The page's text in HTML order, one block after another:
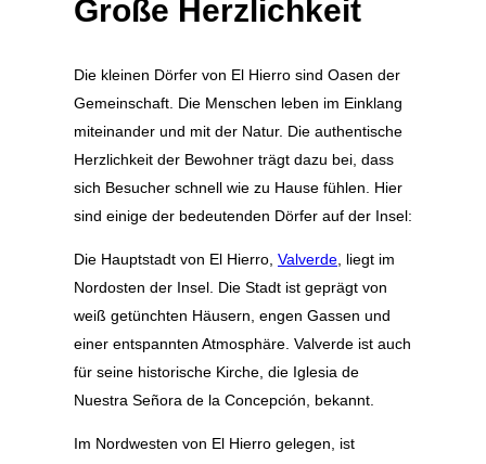
Große Herzlichkeit
Die kleinen Dörfer von El Hierro sind Oasen der
Gemeinschaft. Die Menschen leben im Einklang
miteinander und mit der Natur. Die authentische
Herzlichkeit der Bewohner trägt dazu bei, dass
sich Besucher schnell wie zu Hause fühlen. Hier
sind einige der bedeutenden Dörfer auf der Insel:
Die Hauptstadt von El Hierro, Valverde , liegt im
Nordosten der Insel. Die Stadt ist geprägt von
weiß getünchten Häusern, engen Gassen und
einer entspannten Atmosphäre. Valverde ist auch
für seine historische Kirche, die Iglesia de
Nuestra Señora de la Concepción, bekannt.
Im Nordwesten von El Hierro gelegen, ist